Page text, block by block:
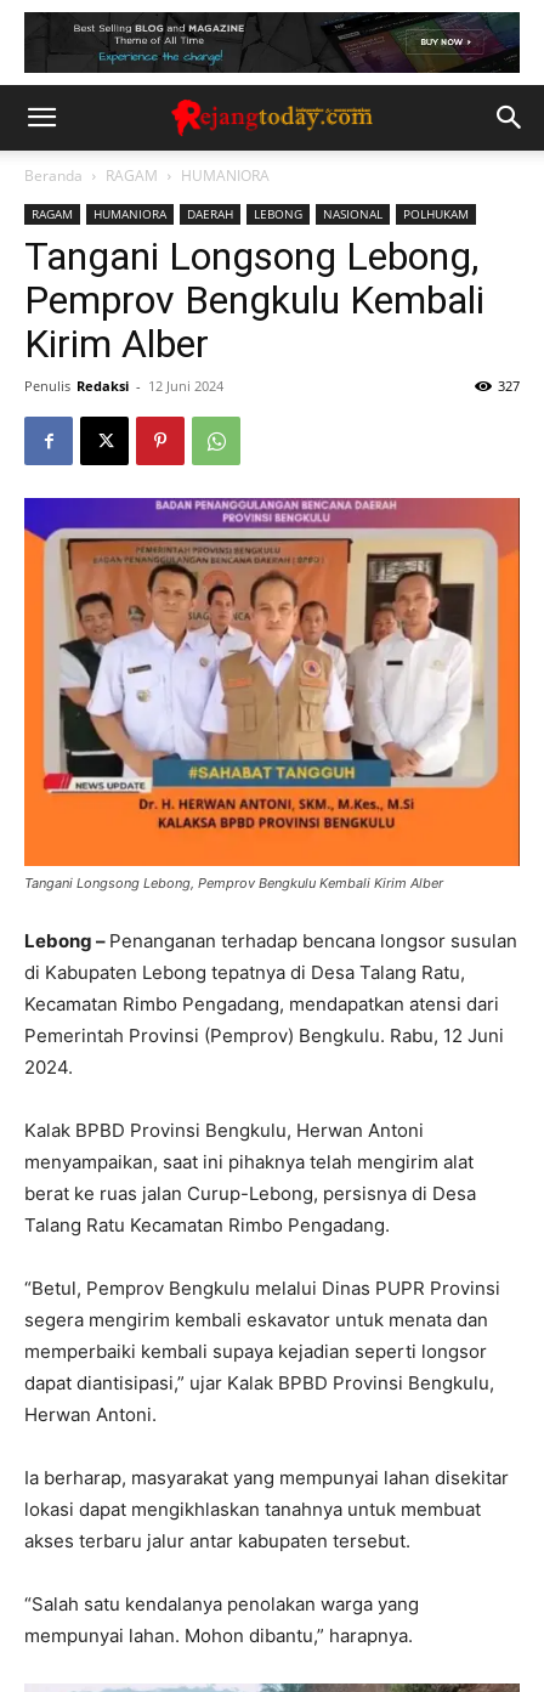
Beranda RAGAM HUMANIORA
RAGAM HUMANIORA DAERAH LEBONG NASIONAL POLHUKAM
Tangani Longsong Lebong,
Pemprov Bengkulu Kembali
Kirim Alber
Penulis Redaksi - 12 Juni 2024 327
Tangani Longsong Lebong, Pemprov Bengkulu Kembali Kirim Alber
Lebong – Penanganan terhadap bencana longsor susulan
di Kabupaten Lebong tepatnya di Desa Talang Ratu,
Kecamatan Rimbo Pengadang, mendapatkan atensi dari
Pemerintah Provinsi (Pemprov) Bengkulu. Rabu, 12 Juni
2024.
Kalak BPBD Provinsi Bengkulu, Herwan Antoni
menyampaikan, saat ini pihaknya telah mengirim alat
berat ke ruas jalan Curup-Lebong, persisnya di Desa
Talang Ratu Kecamatan Rimbo Pengadang.
“Betul, Pemprov Bengkulu melalui Dinas PUPR Provinsi
segera mengirim kembali eskavator untuk menata dan
memperbaiki kembali supaya kejadian seperti longsor
dapat diantisipasi,” ujar Kalak BPBD Provinsi Bengkulu,
Herwan Antoni.
Ia berharap, masyarakat yang mempunyai lahan disekitar
lokasi dapat mengikhlaskan tanahnya untuk membuat
akses terbaru jalur antar kabupaten tersebut.
“Salah satu kendalanya penolakan warga yang
mempunyai lahan. Mohon dibantu,” harapnya.